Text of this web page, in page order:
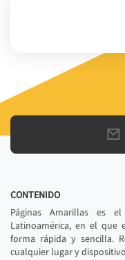
CONTENIDO
Páginas Amarillas es
Latinoamérica, en el que
forma rápida y sencilla.
cualquier lugar y